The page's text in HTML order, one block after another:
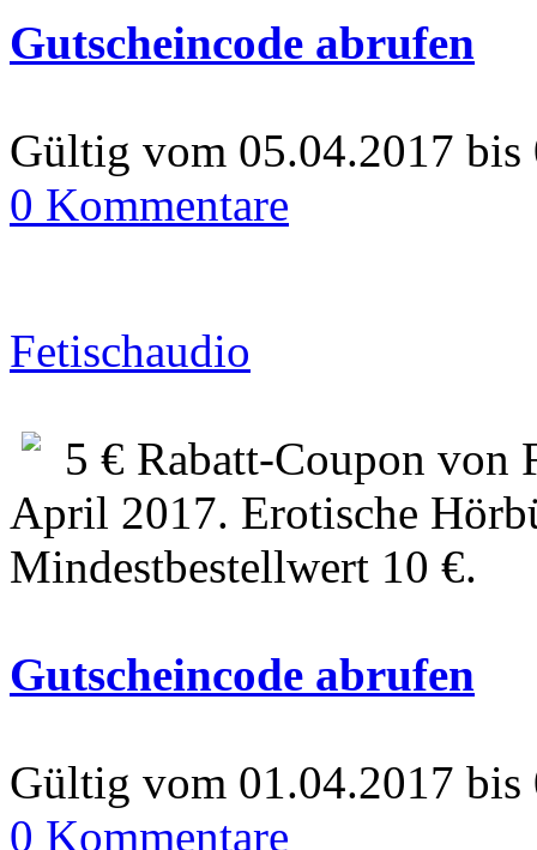
Gutscheincode abrufen
Gültig vom 05.04.2017 bis
0 Kommentare
Fetischaudio
5 € Rabatt-Coupon von
April 2017. Erotische
Mindestbestellwert 10 €.
Gutscheincode abrufen
Gültig vom 01.04.2017 bis
0 Kommentare